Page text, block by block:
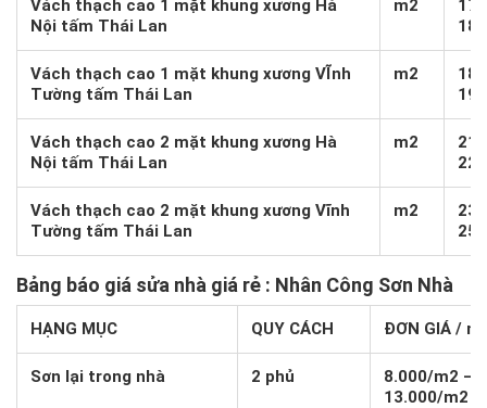
Vách thạch cao 1 mặt khung xương Hà
Nội tấm Thái Lan
m2
Vách thạch cao 1 mặt khung xương VĨnh
Tường tấm Thái Lan
m2
Vách thạch cao 2 mặt khung xương Hà
Nội tấm Thái Lan
m2
Vách thạch cao 2 mặt khung xương Vĩnh
Tường tấm Thái Lan
m2
Bảng báo giá sửa nhà giá rẻ : Nhân Công Sơn Nhà
HẠNG MỤC QUY CÁCH ĐƠN GIÁ /
Sơn lại trong nhà 2 phủ
8.000/m2 –
13.000/m2